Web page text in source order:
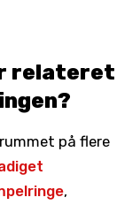
relateret
på flere
,